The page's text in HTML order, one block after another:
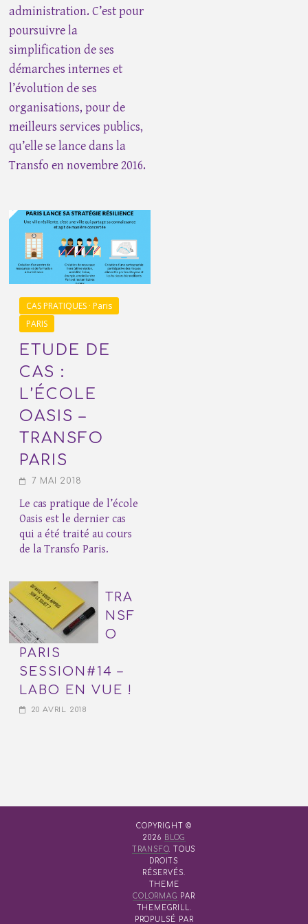
administration. C’est pour
poursuivre la
simplification de ses
démarches internes et
l’évolution de ses
organisations, pour de
meilleurs services publics,
qu’elle se lance dans la
Transfo en novembre 2016.
CAS PRATIQUES · Paris
PARIS
ETUDE DE
CAS :
L’ÉCOLE
OASIS –
TRANSFO
PARIS
7 MAI 2018
Le cas pratique de l’école
Oasis est le dernier cas
qui a été traité au cours
de la Transfo Paris.
TRA
NSF
O
PARIS
SESSION#14 –
LABO EN VUE !
20 AVRIL 2018
COPYRIGHT ©
2026
BLOG
TRANSFO. TOUS
DROITS
RÉSERVÉS.
THEME
COLORMAG
PAR
THEMEGRILL.
PROPULSÉ PAR